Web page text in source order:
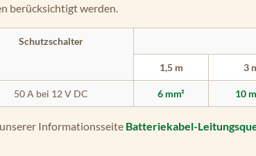
berücksichtigt werden.
Schutzschalter
1,5 m 3
50 A bei 12 V DC 6 mm² 10
Informationsseite Batteriekabel-